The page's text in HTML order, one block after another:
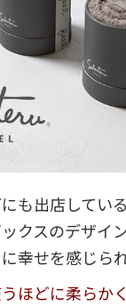
も出店してい
クスのデザイ
幸せを感じられ
ほどに柔らか